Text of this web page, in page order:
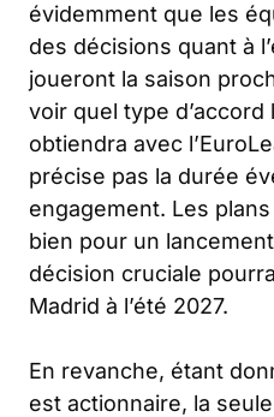
évidemment que les
des décisions quant à
joueront la saison
voir quel type d’accord
obtiendra avec
précise pas la durée
engagement. Les
bien pour un
décision cruciale
Madrid à l’été 2027.
En revanche, étant
est actionnaire, la